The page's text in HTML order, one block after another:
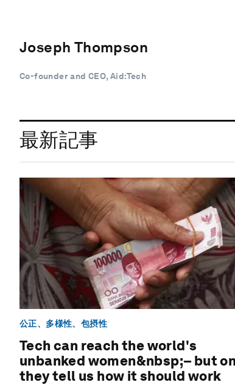
Joseph Thompson
Co-founder and CEO, Aid:Tech
最新記事
公正、多様性、包摂性
Tech can reach the world's
unbanked women&nbsp;– but
they tell us how it should work